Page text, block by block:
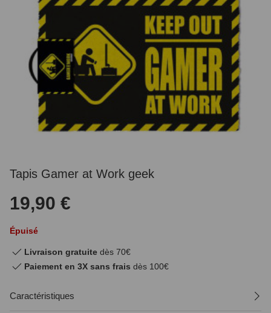
Tapis Gamer at Work geek
19,90 €
Épuisé
Livraison gratuite dès 70€
Paiement en 3X sans frais dès 100€
Caractéristiques